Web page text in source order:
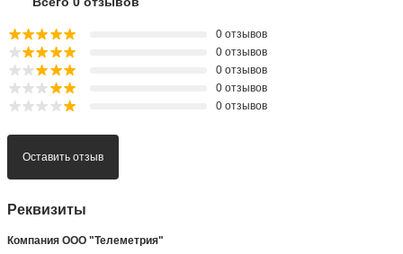
0 отзывов
0 отзывов
0 отзывов
0 отзывов
0 отзывов
Оставить отзыв
Реквизиты
Компания ООО "Телеметрия"